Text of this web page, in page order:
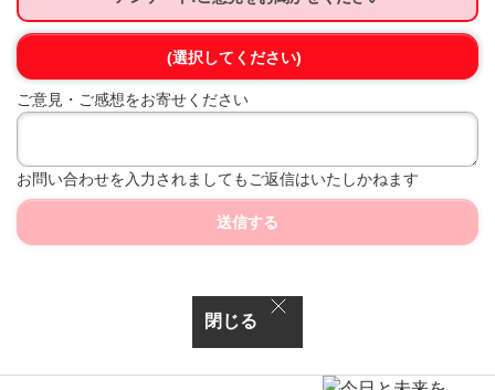
(選択してください)
ご意見・ご感想をお寄せください
お問い合わせを入力されましてもご返信はいたしかねます
送信する
閉じる